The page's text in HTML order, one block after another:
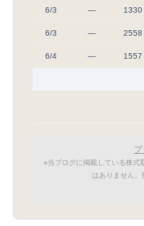
6/3 ― 1330
6/3 ― 2558
6/4 ― 1557
※当ブログに掲載している株式
はありません。